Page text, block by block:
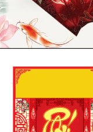
BAO LÌ XÌ CÁ